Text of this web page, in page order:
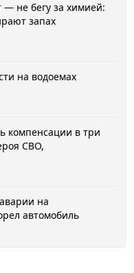
— не бегу за химией:
запах
на водоемах
компенсации в три
СВО,
на
автомобиль